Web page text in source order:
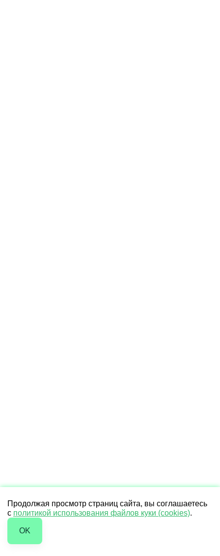
Продолжая просмотр страниц сайта, вы соглашаетесь
с политикой использования файлов куки (cookies).
OK